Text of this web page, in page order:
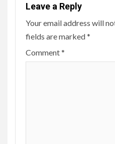
Leave a Reply
Your email address will
fields are marked*
Comment*